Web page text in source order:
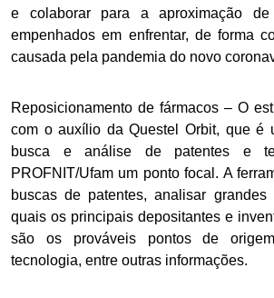
e colaborar para a aproximação
empenhados em enfrentar, de forma
causada pela pandemia do novo
Reposicionamento de fármacos – O
com o auxílio da Questel Orbit, que é
busca e análise de patentes e
PROFNIT/Ufam um ponto focal. A
buscas de patentes, analisar
quais os principais depositantes e
são os prováveis pontos de
tecnologia, entre outras informações.